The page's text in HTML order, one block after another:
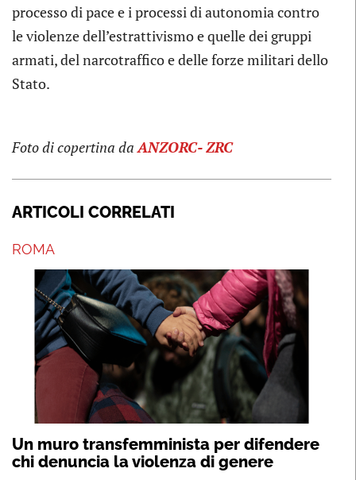
processo di pace e i processi di autonomia contro
le violenze dell’estrattivismo e quelle dei gruppi
armati, del narcotraffico e delle forze militari dello
Stato.
Foto di copertina daANZORC- ZRC
ARTICOLI CORRELATI
ROMA
Un muro transfemminista per difendere
chi denuncia la violenza di genere